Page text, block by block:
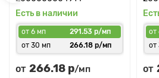
Есть в наличии
от 6 мп
291.53 р/мп
от 30 мп
266.18 р/мп
от 266.18 р/мп
от
от
от